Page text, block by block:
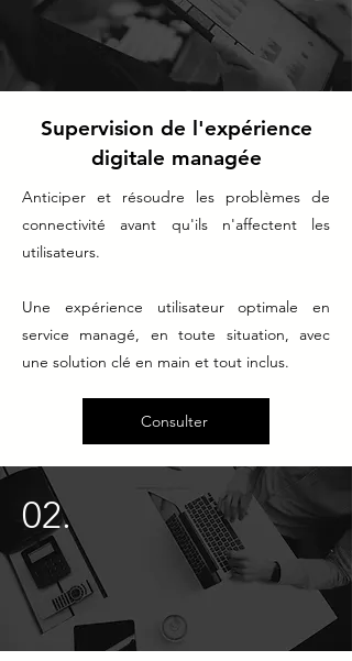
Supervision de l'expérience
digitale managée
Anticiper et résoudre les problèmes de
connectivité avant qu'ils n'affectent les
utilisateurs.
Une expérience utilisateur optimale en
service managé, en toute situation, avec
une solution clé en main et tout inclus.​​​​
Consulter
02.